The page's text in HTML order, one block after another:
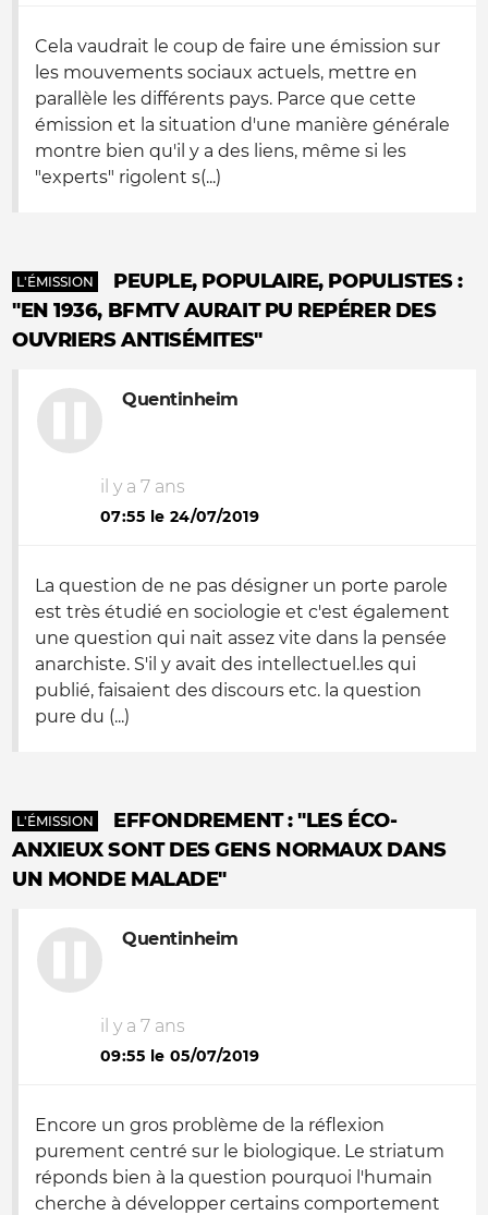
Cela vaudrait le coup de faire une émission sur
les mouvements sociaux actuels, mettre en
parallèle les différents pays. Parce que cette
émission et la situation d'une manière générale
montre bien qu'il y a des liens, même si les
"experts" rigolent s(...)
L'ÉMISSION
PEUPLE, POPULAIRE, POPULISTES :
"EN 1936, BFMTV AURAIT PU REPÉRER DES
OUVRIERS ANTISÉMITES"
Quentinheim
il y a 7 ans
07:55 le 24/07/2019
La question de ne pas désigner un porte parole
est très étudié en sociologie et c'est également
une question qui nait assez vite dans la pensée
anarchiste. S'il y avait des intellectuel.les qui
publié, faisaient des discours etc. la question
pure du (...)
L'ÉMISSION
EFFONDREMENT : "LES ÉCO-
ANXIEUX SONT DES GENS NORMAUX DANS
UN MONDE MALADE"
Quentinheim
il y a 7 ans
09:55 le 05/07/2019
Encore un gros problème de la réflexion
purement centré sur le biologique. Le striatum
réponds bien à la question pourquoi l'humain
cherche à développer certains comportement